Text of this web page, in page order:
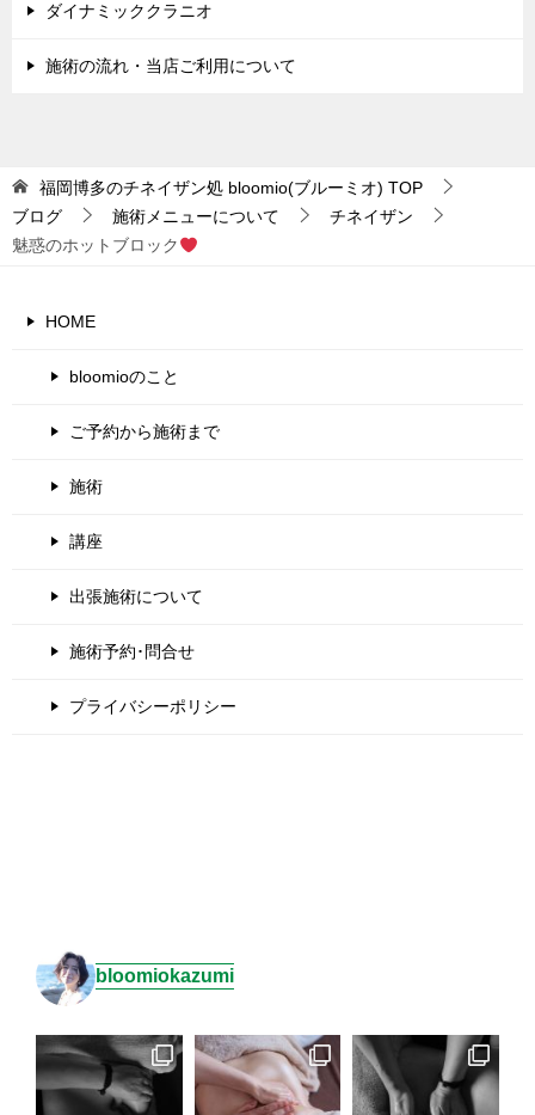
ダイナミッククラニオ
施術の流れ・当店ご利用について
福岡博多のチネイザン処 bloomio(ブルーミオ) TOP
ブログ
施術メニューについて
チネイザン
魅惑のホットブロック
HOME
bloomioのこと
ご予約から施術まで
施術
講座
出張施術について
施術予約･問合せ
プライバシーポリシー
bloomiokazumi